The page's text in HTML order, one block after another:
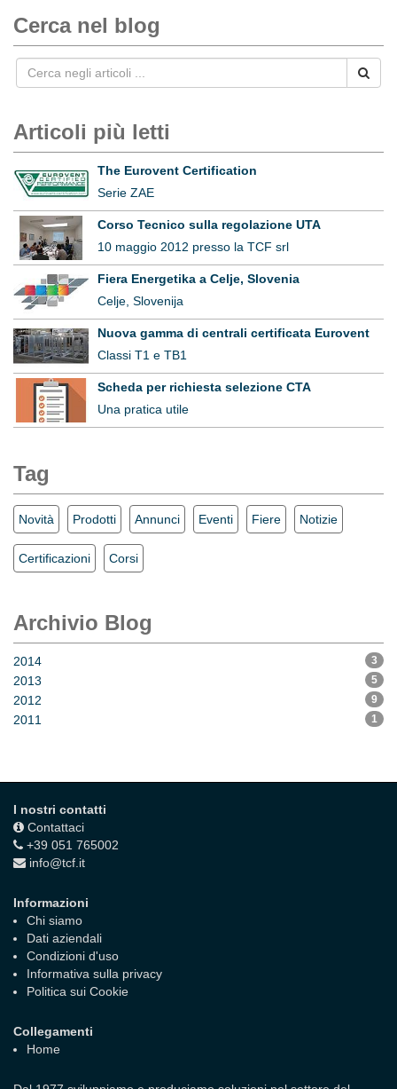
Cerca nel blog
Articoli più letti
The Eurovent Certification
Serie ZAE
Corso Tecnico sulla regolazione UTA
10 maggio 2012 presso la TCF srl
Fiera Energetika a Celje, Slovenia
Celje, Slovenija
Nuova gamma di centrali certificata Eurovent
Classi T1 e TB1
Scheda per richiesta selezione CTA
Una pratica utile
Tag
Novità Prodotti Annunci Eventi Fiere Notizie
Certificazioni Corsi
Archivio Blog
2014 3
2013 5
2012 9
2011 1
I nostri contatti
Contattaci
+39 051 765002
info@tcf.it
Informazioni
Chi siamo
Dati aziendali
Condizioni d'uso
Informativa sulla privacy
Politica sui Cookie
Collegamenti
Home